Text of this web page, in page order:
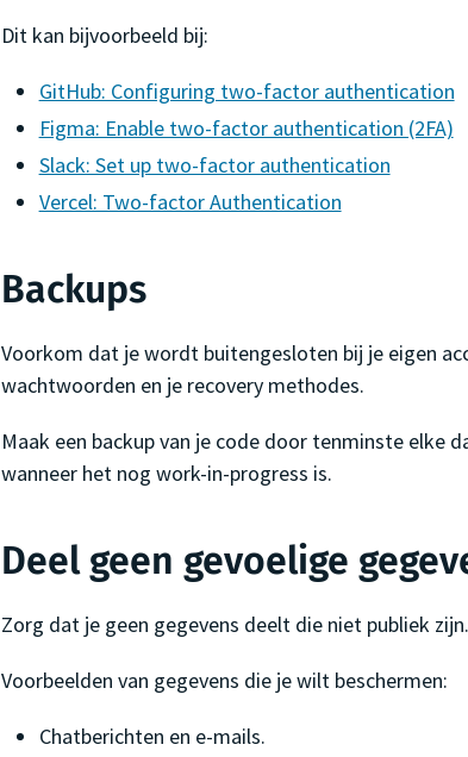
Dit kan bijvoorbeeld bij:
GitHub: Configuring two-factor authentication
Figma: Enable two-factor authentication (2FA)
Slack: Set up two-factor authentication
Vercel: Two-factor Authentication
Backups
Voorkom dat je wordt buitengesloten bij je eigen
wachtwoorden en je recovery methodes.
Maak een backup van je code door tenminste elke
wanneer het nog work-in-progress is.
Deel geen gevoelige
Zorg dat je geen gegevens deelt die niet publiek zijn.
Voorbeelden van gegevens die je wilt beschermen:
Chatberichten en e-mails.